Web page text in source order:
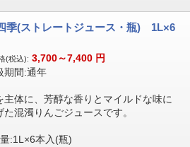
季(ストレートジュース・瓶) 1L×6
(税込): 3,700～7,400 円
期間:通年
主体に、芳醇な香りとマイルドな味に
た混濁りんごジュースです。
:1L×6本入(瓶)